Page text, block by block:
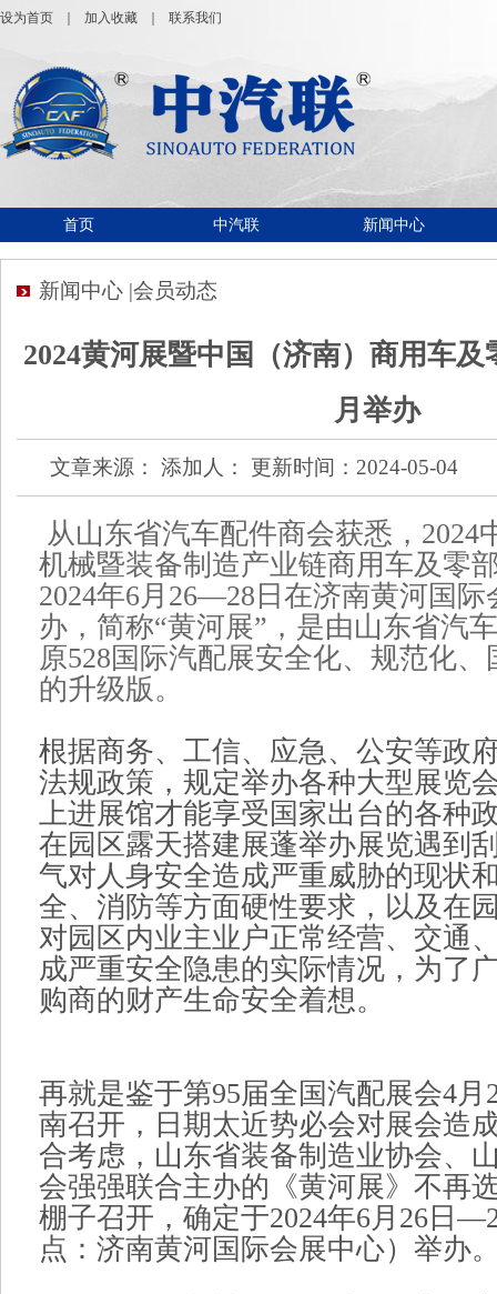
设为首页 加入收藏 联系我们
首页 中汽联 新闻中心
新闻中心 |会员动态
2024黄河展暨中国（济南）商用车
月举办
文章来源： 添加人： 更新时间：2024-05-04
从山东省汽车配件商会获悉，2024
机械暨装备制造产业链商用车及零
2024年6月26—28日在济南黄河国
办，简称“黄河展”，是由山东省汽
原528国际汽配展安全化、规范化
的升级版。
根据商务、工信、应急、公安等政
法规政策，规定举办各种大型展览
上进展馆才能享受国家出台的各种
在园区露天搭建展蓬举办展览遇到
气对人身安全造成严重威胁的现状
全、消防等方面硬性要求，以及在
对园区内业主业户正常经营、交通
成严重安全隐患的实际情况，为了
购商的财产生命安全着想。
再就是鉴于第95届全国汽配展会4
南召开，日期太近势必会对展会造
合考虑，山东省装备制造业协会、
会强强联合主办的《黄河展》不再
棚子召开，确定于2024年6月26日
点：济南黄河国际会展中心）举办